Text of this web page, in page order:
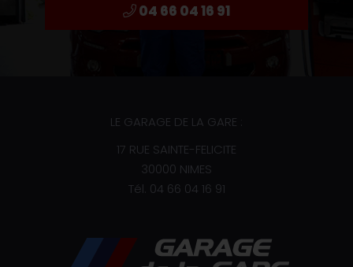
04 66 04 16 91
LE GARAGE DE LA GARE :
17 RUE SAINTE-FELICITE
30000 NIMES
Tél. 04 66 04 16 91